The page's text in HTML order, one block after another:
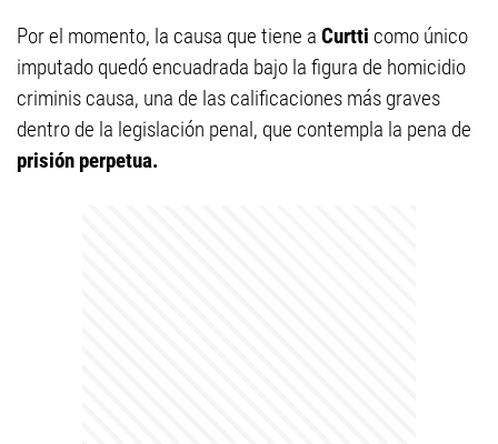
Por el momento, la causa que tiene a Curtti como único
imputado quedó encuadrada bajo la figura de homicidio
criminis causa, una de las calificaciones más graves
dentro de la legislación penal, que contempla la pena de
prisión perpetua.